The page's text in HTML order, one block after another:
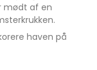
mødt af en
haven på